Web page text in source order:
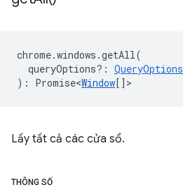
chrome.windows .getAll(
queryOptions? : QueryOptions
) : Promise<Window[] >
Lấy tất cả các cửa sổ.
THÔNG SỐ